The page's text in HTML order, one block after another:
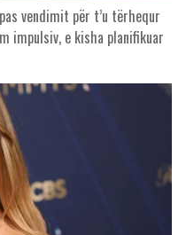
vendimit për t’u tërhequr
impulsiv, e kisha planifikuar